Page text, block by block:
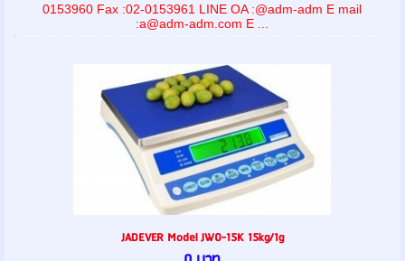
0153960 Fax :02-0153961 LINE OA :@adm-adm E mail
:a@adm-adm.com E ...
JADEVER Model JW0-15K 15kg/1g